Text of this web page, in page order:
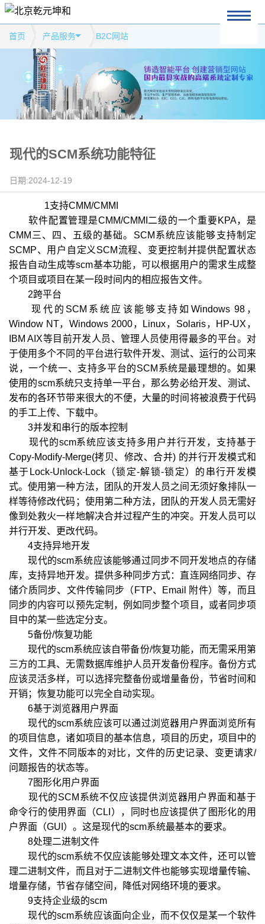
首页 产品服务 B2C网站
现代的SCM系统功能特征
日期:2024-12-19
1支持CMM/CMMI
软件配置管理是CMM/CMMI二级的一个重要KPA，是
CMM三、四、五级的基础。SCM系统应该能够支持制定
SCMP、用户自定义SCM流程、变更控制并提供配置状态
报告自动生成等scm基本功能，可以根据用户的需求生成整
个项目或项目在某一段时间内的相应报告文件。
2跨平台
现代的SCM系统应该能够支持如Windows 98，
Window NT，Windows 2000，Linux，Solaris，HP-UX，
IBM AIX等目前开发人员、管理人员使用得最多的平台。对
于使用多个不同的平台进行软件开发、测试、运行的公司来
说，一个统一、支持多平台的SCM系统是最理想的。如果
使用的scm系统只支持单一平台，那么势必给开发、测试、
发布的各环节带来很大的不便，大量的时间将被浪费于代码
的手工上传、下载中。
3并发和串行的版本控制
现代的scm系统应该支持多用户并行开发，支持基于
Copy-Modify-Merge(拷贝、修改、合并) 的并行开发模式和
基于Lock-Unlock-Lock（锁定-解锁-锁定）的串行开发模
式。使用第一种方法，团队的开发人员之间无须好象排队一
样等待修改代码；使用第二种方法，团队的开发人员无需好
像到处救火一样地解决合并过程产生的冲突。开发人员可以
并行开发、更改代码。
4支持异地开发
现代的scm系统应该能够通过同步不同开发地点的存储
库，支持异地开发。提供多种同步方式：直连网络同步、存
储介质同步、文件传输同步（FTP、Email 附件）等，而且
同步的内容可以预先定制，例如同步整个项目，或者同步项
目中的某一些选定分支。
5备份/恢复功能
现代的scm系统应该自带备份/恢复功能，而无需采用第
三方的工具、无需数据库维护人员开发备份程序。备份方式
应该灵活多样，可以选择完整备份或增量备份，节省时间和
开销；恢复功能可以完全自动实现。
6基于浏览器用户界面
现代的scm系统应该可以通过浏览器用户界面浏览所有
的项目信息，诸如项目的基本信息，项目的历史，项目中的
文件，文件不同版本的对比，文件的历史记录、变更请求/
问题报告的状态等。
7图形化用户界面
现代的SCM系统不仅应该提供浏览器用户界面和基于
命令行的使用界面（CLI），同时也应该提供了图形化的用
户界面（GUI）。这是现代的scm系统最基本的要求。
8处理二进制文件
现代的scm系统不仅应该能够处理文本文件，还可以管
理二进制文件，而且对于二进制文件也能够实现增量传输、
增量存储，节省存储空间，降低对网络环境的要求。
9支持企业级的scm
现代的scm系统应该面向企业，而不仅仅是某一个软件